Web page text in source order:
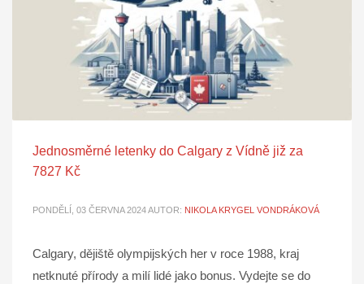
Jednosměrné letenky do Calgary z Vídně již za
7827 Kč
PONDĚLÍ, 03 ČERVNA 2024AUTOR: NIKOLA KRYGEL VONDRÁKOVÁ
Calgary, dějiště olympijských her v roce 1988, kraj
netknuté přírody a milí lidé jako bonus. Vydejte se do